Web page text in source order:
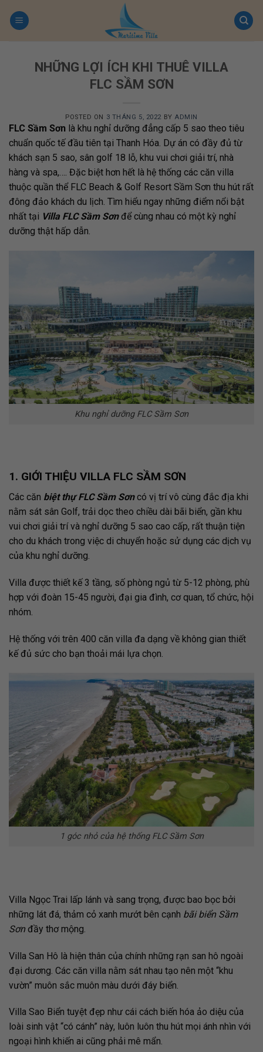
NHỮNG LỢI ÍCH KHI THUÊ VILLA
FLC SẦM SƠN
POSTED ON 3 THÁNG 5, 2022 BY ADMIN
FLC Sầm Sơn là khu nghỉ dưỡng đẳng cấp 5 sao theo tiêu
chuẩn quốc tế đầu tiên tại Thanh Hóa. Dự án có đầy đủ từ
khách sạn 5 sao, sân golf 18 lỗ, khu vui chơi giải trí, nhà
hàng và spa,…. Đặc biệt hơn hết là hệ thống các căn villa
thuộc quần thể FLC Beach & Golf Resort Sầm Sơn thu hút rất
đông đảo khách du lịch. Tìm hiểu ngay những điểm nổi bật
nhất tại Villa FLC Sầm Sơnđể cùng nhau có một kỳ nghỉ
dưỡng thật hấp dẫn.
Khu nghỉ dưỡng FLC Sầm Sơn
1. GIỚI THIỆU VILLA FLC SẦM SƠN
Các căn biệt thự FLC Sầm Sơncó vị trí vô cùng đắc địa khi
nằm sát sân Golf, trải dọc theo chiều dài bãi biển, gần khu
vui chơi giải trí và nghỉ dưỡng 5 sao cao cấp, rất thuận tiện
cho du khách trong việc di chuyển hoặc sử dụng các dịch vụ
của khu nghỉ dưỡng.
Villa được thiết kế 3 tầng, số phòng ngủ từ 5-12 phòng, phù
hợp với đoàn 15-45 người, đại gia đình, cơ quan, tổ chức, hội
nhóm.
Hệ thống với trên 400 căn villa đa dạng về không gian thiết
kế đủ sức cho bạn thoải mái lựa chọn.
1 góc nhỏ của hệ thống FLC Sầm Sơn
Villa Ngọc Trai lấp lánh và sang trọng, được bao bọc bởi
những lát đá, thảm cỏ xanh mướt bên cạnh bãi biển Sầm
Sơnđầy thơ mộng.
Villa San Hô là hiện thân của chính những rạn san hô ngoài
đại dương. Các căn villa nằm sát nhau tạo nên một “khu
vườn” muôn sắc muôn màu dưới đáy biển.
Villa Sao Biển tuyệt đẹp như cái cách biến hóa ảo diệu của
loài sinh vật “có cánh” này, luôn luôn thu hút mọi ánh nhìn với
ngoại hình khiến ai cũng phải mê mẩn.